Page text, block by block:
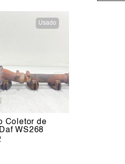
Usado
Coletor de
WS268